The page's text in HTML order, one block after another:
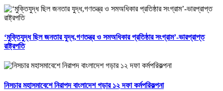
‘মুক্তিযুদ্ধ ছিল জনতার যুদ্ধ,গণতন্ত্র ও সমঅধিকার প্রতিষ্ঠার সংগ্রাম’-ভারপ্রাপ্ত
রাষ্ট্রপতি
নিসচার মহাসমাবেশে নিরাপদ বাংলাদেশ গড়ার ১২ দফা কর্মপরিকল্পনা